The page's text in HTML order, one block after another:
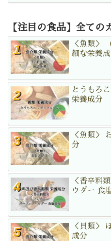
【注目の食品】全ての
＜魚類＞
細な栄養
とうもろ
栄養成分
＜魚類＞
分
＜香辛料
ウダー 食
＜貝類＞
成分